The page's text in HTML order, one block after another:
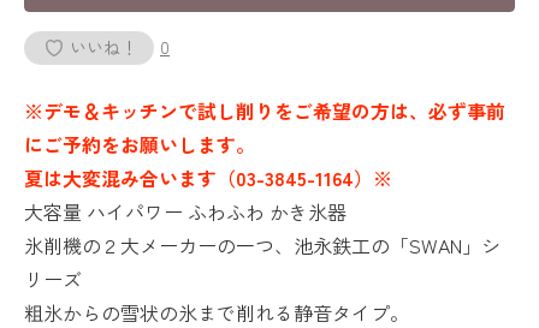
いいね！ 0
※デモ＆キッチンで試し削りをご希望の方は、必ず事前
にご予約をお願いします。
夏は大変混み合います（03-3845-1164）※
大容量 ハイパワー ふわふわ かき氷器
氷削機の２大メーカーの一つ、池永鉄工の「SWAN」シ
リーズ
粗氷からの雪状の氷まで削れる静音タイプ。